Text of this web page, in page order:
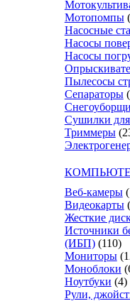
Мотопомпы
Насосные
Насосы
Насосы
Пылесосы
Сепараторы
Сушилки
Триммеры
Веб-камеры
Видеокарты
Жесткие
Источники
(ИБП) (110)
Мониторы
Моноблоки
Ноутбуки (4)
Рули,